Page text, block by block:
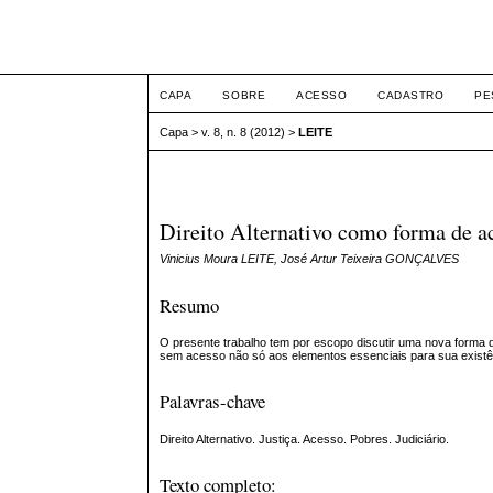
CAPA SOBRE ACESSO CADASTRO
Capa >v. 8, n. 8 (2012) >LEITE
Direito Alternativo como forma de
Vinicius Moura LEITE, José Artur Teixeira GONÇALVES
Resumo
O presente trabalho tem por escopo discutir uma nova
sem acesso não só aos elementos essenciais para sua
Palavras-chave
Direito Alternativo. Justiça. Acesso. Pobres. Judiciário.
Texto completo: